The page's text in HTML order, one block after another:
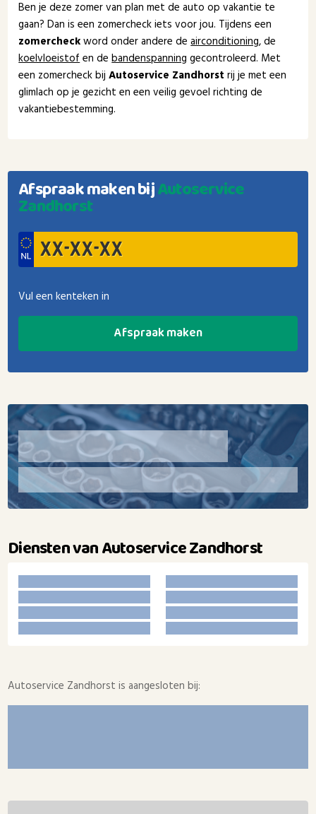
Ben je deze zomer van plan met de auto op vakantie te
gaan? Dan is een zomercheck iets voor jou. Tijdens een
zomercheckword onder andere deairconditioning, de
koelvloeistofen debandenspanning gecontroleerd. Met
een zomercheck bijAutoservice Zandhorst rij je met een
glimlach op je gezicht en een veilig gevoel richting de
vakantiebestemming.
Afspraak maken bijAutoservice
Zandhorst
Vul een kenteken in
Afspraak maken
Diensten van Autoservice Zandhorst
Autoservice Zandhorst is aangesloten bij: